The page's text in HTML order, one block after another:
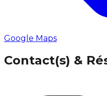
Google Maps
Contact(s) &